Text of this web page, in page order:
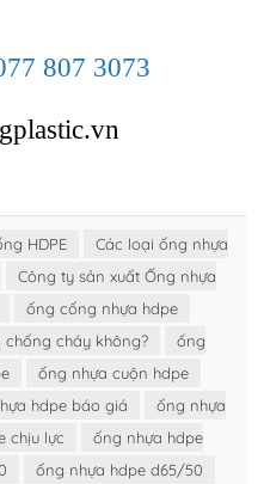
807 3073
HDPE
Các loại ống nhựa
Công ty sản xuất Ống nhựa
ống cống nhựa hdpe
chống cháy không?
ống
ống nhựa cuộn hdpe
hdpe báo giá
ống nhựa
chịu lực
ống nhựa hdpe
ống nhựa hdpe d65/50